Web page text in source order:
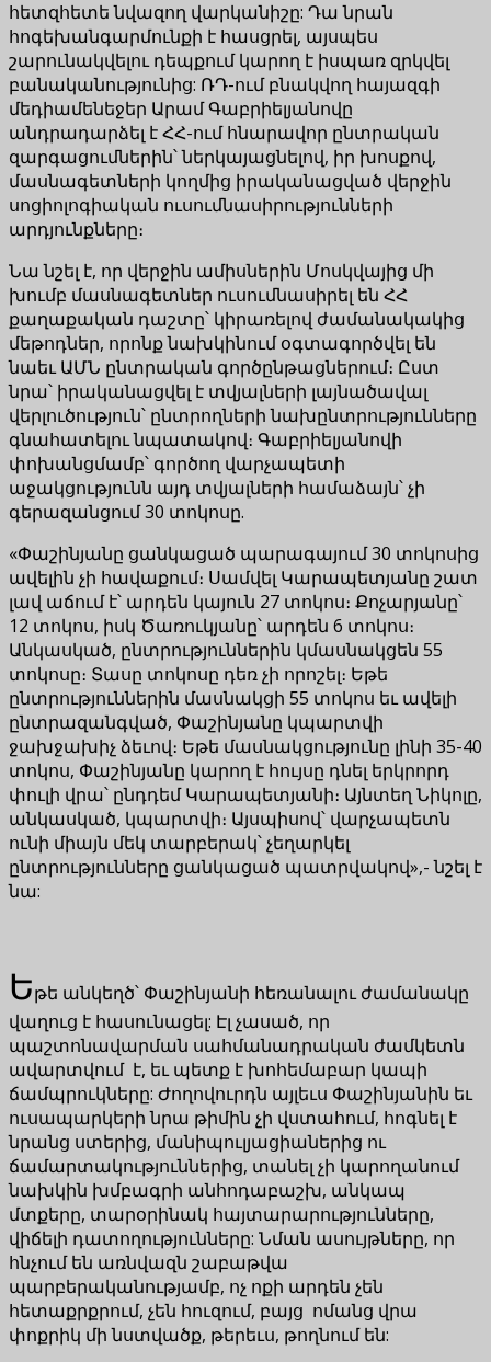
հետզհետե նվազող վարկանիշը: Դա նրան
հոգեխանգարմունքի է հասցրել, այսպես
շարունակվելու դեպքում կարող է իսպառ զրկվել
բանականությունից: ՌԴ-ում բնակվող հայազգի
մեդիամենեջեր Արամ Գաբրիելյանովը
անդրադարձել է ՀՀ-ում հնարավոր ընտրական
զարգացումներին՝ ներկայացնելով, իր խոսքով,
մասնագետների կողմից իրականացված վերջին
սոցիոլոգիական ուսումնասիրությունների
արդյունքները։
Նա նշել է, որ վերջին ամիսներին Մոսկվայից մի
խումբ մասնագետներ ուսումնասիրել են ՀՀ
քաղաքական դաշտը՝ կիրառելով ժամանակակից
մեթոդներ, որոնք նախկինում օգտագործվել են
նաեւ ԱՄՆ ընտրական գործընթացներում։ Ըստ
նրա՝ իրականացվել է տվյալների լայնածավալ
վերլուծություն՝ ընտրողների նախընտրությունները
գնահատելու նպատակով։ Գաբրիելյանովի
փոխանցմամբ՝ գործող վարչապետի
աջակցությունն այդ տվյալների համաձայն՝ չի
գերազանցում 30 տոկոսը.
«Փաշինյանը ցանկացած պարագայում 30 տոկոսից
ավելին չի հավաքում։ Սամվել Կարապետյանը շատ
լավ աճում է՝ արդեն կայուն 27 տոկոս։ Քոչարյանը՝
12 տոկոս, իսկ Ծառուկյանը՝ արդեն 6 տոկոս։
Անկասկած, ընտրություններին կմասնակցեն 55
տոկոսը։ Տասը տոկոսը դեռ չի որոշել։ Եթե
ընտրություններին մասնակցի 55 տոկոս եւ ավելի
ընտրազանգված, Փաշինյանը կպարտվի
ջախջախիչ ձեւով։ Եթե մասնակցությունը լինի 35-40
տոկոս, Փաշինյանը կարող է հույսը դնել երկրորդ
փուլի վրա՝ ընդդեմ Կարապետյանի։ Այնտեղ Նիկոլը,
անկասկած, կպարտվի։ Այսպիսով՝ վարչապետն
ունի միայն մեկ տարբերակ՝ չեղարկել
ընտրությունները ցանկացած պատրվակով»,- նշել է
նա:
Եթե անկեղծ՝ Փաշինյանի հեռանալու ժամանակը
վաղուց է հասունացել: Էլ չասած, որ
պաշտոնավարման սահմանադրական ժամկետն
ավարտվում է, եւ պետք է խոհեմաբար կապի
ճամպրուկները: Ժողովուրդն այլեւս Փաշինյանին եւ
ուսապարկերի նրա թիմին չի վստահում, հոգնել է
նրանց ստերից, մանիպուլյացիաներից ու
ճամարտակություններից, տանել չի կարողանում
նախկին խմբագրի անհոդաբաշխ, անկապ
մտքերը, տարօրինակ հայտարարությունները,
վիճելի դատողությունները: Նման ասույթները, որ
հնչում են առնվազն շաբաթվա
պարբերականությամբ, ոչ ոքի արդեն չեն
հետաքրքրում, չեն հուզում, բայց ոմանց վրա
փոքրիկ մի նստվածք, թերեւս, թողնում են: